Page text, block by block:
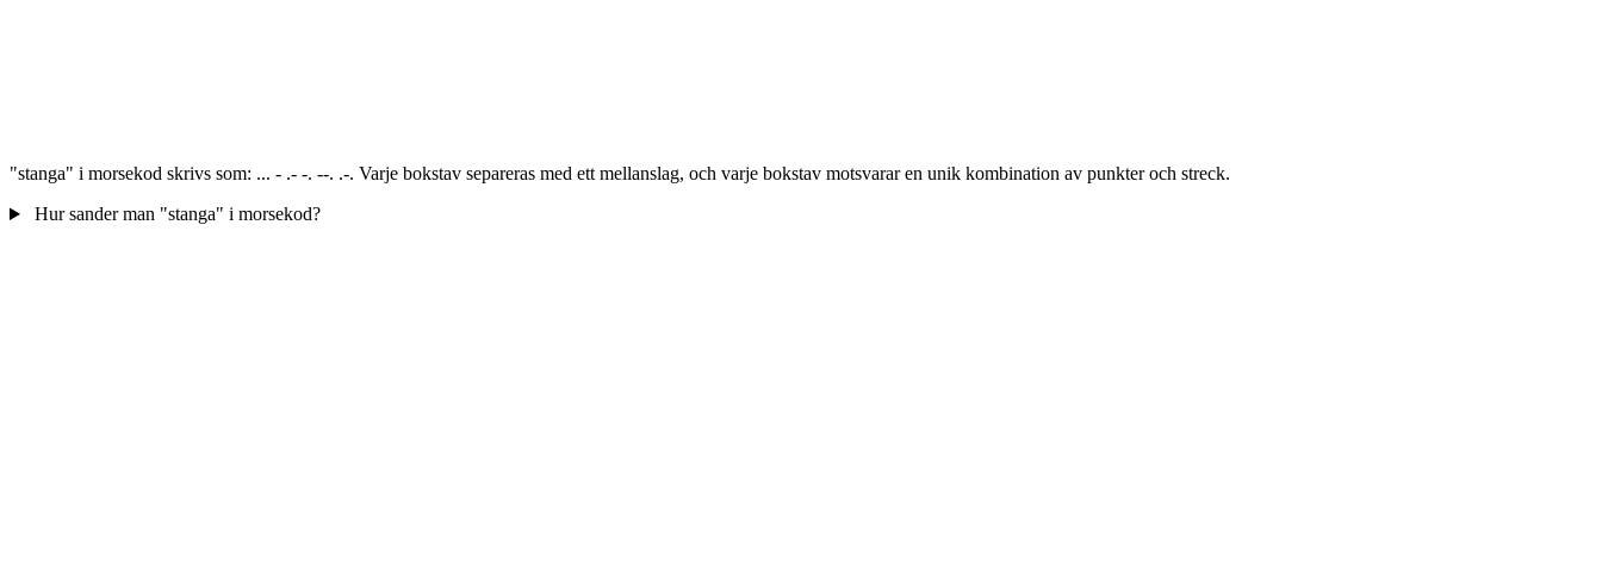
"stanga" i morsekod skrivs som: ... - .- -. --. .-. Varje bokstav separeras med ett mellanslag, och varje bokstav motsvarar en unik kombination av punkter och streck.
Hur sander man "stanga" i morsekod?